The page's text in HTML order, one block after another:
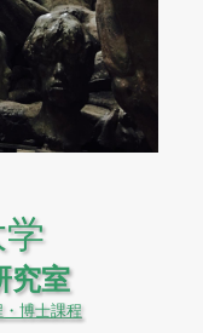
究室
博士課程